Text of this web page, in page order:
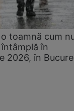
toamnă cum
în
2026, în